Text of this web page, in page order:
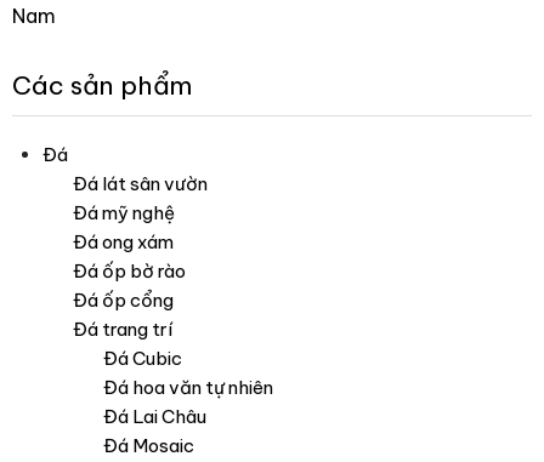
Nam
Các sản phẩm
Đá
Đá lát sân vườn
Đá mỹ nghệ
Đá ong xám
Đá ốp bờ rào
Đá ốp cổng
Đá trang trí
Đá Cubic
Đá hoa văn tự nhiên
Đá Lai Châu
Đá Mosaic